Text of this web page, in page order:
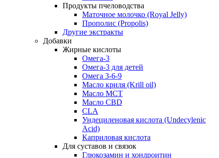
Продукты пчеловодства
Маточное молочко (Royal Jelly)
Прополис (Propolis)
Другие экстракты
Добавки
Жирные кислоты
Омега-3
Омега-3 для детей
Омега 3-6-9
Масло криля (Krill oil)
Масло МСТ
Масло CBD
CLA
Ундециленовая кислота (Undecylenic
Acid)
Каприловая кислота
Для суставов и связок
Глюкозамин и хондроитин